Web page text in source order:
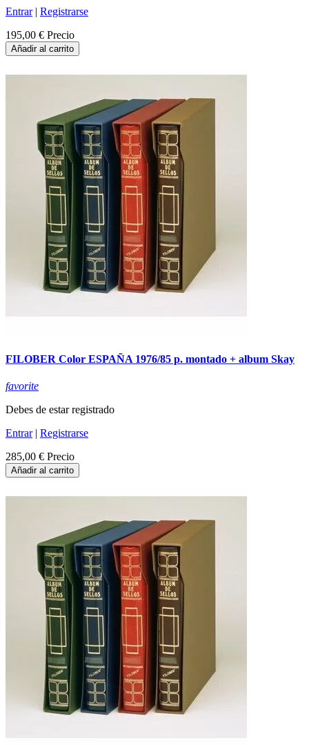
Entrar| Registrarse
195,00 € Precio
Añadir al carrito
FILOBER Color ESPAÑA 1976/85 p. montado + album Skay
favorite
Debes de estar registrado
Entrar| Registrarse
285,00 € Precio
Añadir al carrito